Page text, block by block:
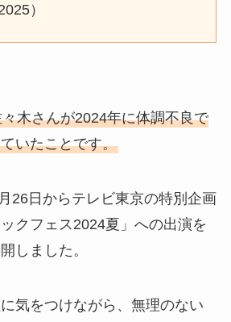
）
木さんが2024年に体調不良で
いたことです。
26日からテレビ東京の特別企画
ックフェス2024夏」への出演を
しました。
気をつけながら、無理のない